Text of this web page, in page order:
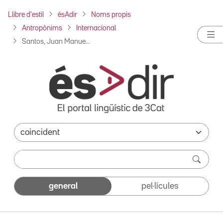
Llibre d'estil ésAdir Noms propis
Antropònims Internacional
Santos, Juan Manue...
general pel·lícules